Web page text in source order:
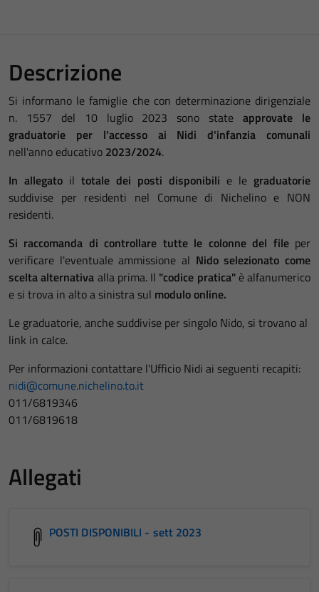
Descrizione
Si informano le famiglie che con determinazione dirigenziale
n. 1557 del 10 luglio 2023 sono stateapprovate le
graduatorie per l'accesso ai Nidi d'infanzia comunali
nell'anno educativo 2023/2024.
In allegato il totale dei posti disponibili e le graduatorie
suddivise per residenti nel Comune di Nichelino e NON
residenti.
Si raccomanda di controllare tutte le colonne del fileper
verificare l'eventuale ammissione al Nido selezionato come
scelta alternativa alla prima. Il "codice pratica"è alfanumerico
e si trova in alto a sinistra sul modulo online.
Le graduatorie, anche suddivise per singolo Nido, si trovano al
link in calce.
Per informazioni contattare l'Ufficio Nidi ai seguenti recapiti:
nidi@comune.nichelino.to.it
011/6819346
011/6819618
Allegati
POSTI DISPONIBILI - sett 2023